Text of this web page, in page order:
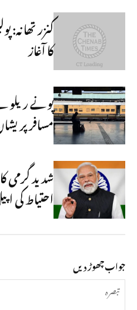
کنزر تھانہ:
کا آغاز
پونے ریلوے
مسافر پریشان
شدید گرمی
احتیاط کی
جواب چھوڑ دیں